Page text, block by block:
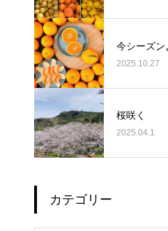
今シーズン
2025.10.27
桜咲く
2025.04.1
カテゴリー